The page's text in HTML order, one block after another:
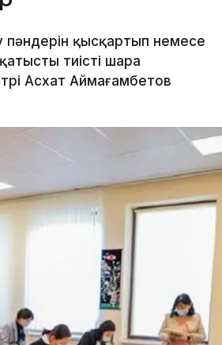
қысқартып немесе
тиісті шара
Асхат Аймағамбетов